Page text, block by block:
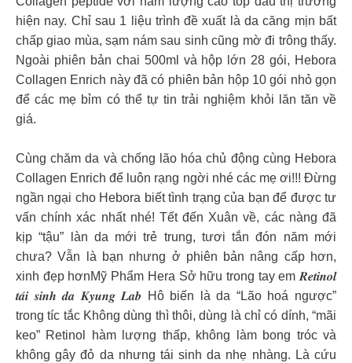
hiện nay. Chỉ sau 1 liệu trình đề xuất là da căng mịn bất
chấp giao mùa, sạm nám sau sinh cũng mờ đi trông thấy.
Ngoài phiên bản chai 500ml và hộp lớn 28 gói, Hebora
Collagen Enrich này đã có phiên bản hộp 10 gói nhỏ gọn
để các mẹ bỉm có thể tự tin trải nghiệm khỏi lăn tăn về
giá.
Cùng chăm da và chống lão hóa chủ động cùng Hebora
Collagen Enrich để luôn rạng ngời nhé các mẹ ơi!!! Ðừng
ngần ngại cho Hebora biết tình trạng của bạn để được tư
vấn chính xác nhất nhé! Tết đến Xuân về, các nàng đã
kịp “tậu” làn da mới trẻ trung, tươi tắn đón năm mới
chưa? Vẫn là bạn nhưng ở phiên bản nâng cấp hơn,
xinh đẹp hơnMỹ Phẩm Hera Sở hữu trong tay em 𝑹𝒆𝒕𝒊𝒏𝒐𝒍
𝒕𝒂́𝒊 𝒔𝒊𝒏𝒉 𝒅𝒂 𝑲𝒚𝒖𝒏𝒈 𝑳𝒂𝒃 Hô biến là da “Lão hoá ngược”
trong tíc tắc Không dùng thì thôi, dùng là chỉ có dính, “mãi
keo” Retinol hàm lượng thấp, không làm bong tróc và
không gây đỏ da nhưng tái sinh da nhẹ nhàng. Là cứu